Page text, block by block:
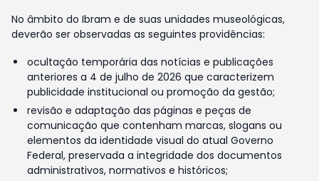
No âmbito do Ibram e de suas unidades museológicas,
deverão ser observadas as seguintes providências:
ocultação temporária das notícias e publicações
anteriores a 4 de julho de 2026 que caracterizem
publicidade institucional ou promoção da gestão;
revisão e adaptação das páginas e peças de
comunicação que contenham marcas, slogans ou
elementos da identidade visual do atual Governo
Federal, preservada a integridade dos documentos
administrativos, normativos e históricos;